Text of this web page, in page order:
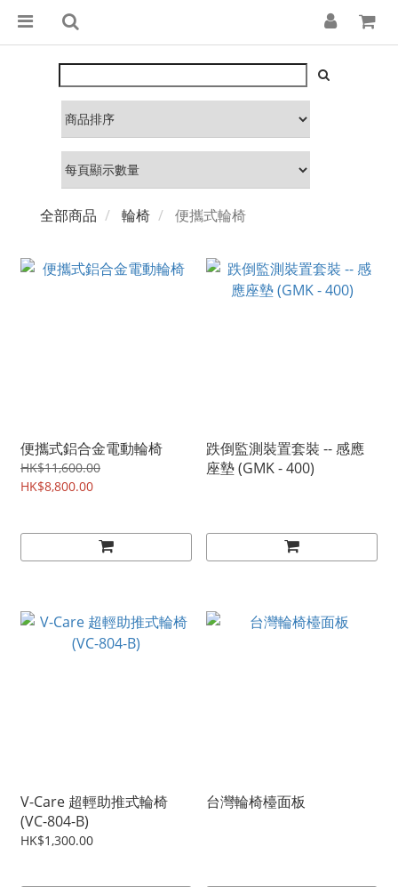
全部商品 輪椅 便攜式輪椅
便攜式鋁合金電動輪椅
HK$11,600.00
HK$8,800.00
跌倒監測裝置套裝 -- 感應
座墊 (GMK - 400)
V-Care 超輕助推式輪椅
(VC-804-B)
HK$1,300.00
台灣輪椅檯面板